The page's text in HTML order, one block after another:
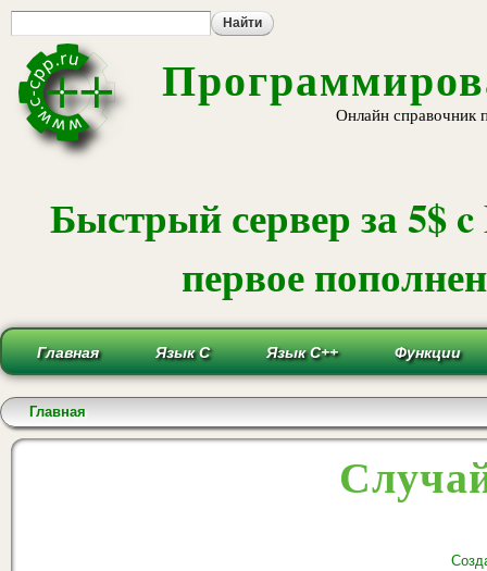
Онлайн справочник
Быстрый сервер за 5$
первое
Главная Язык С Язык С++ Функции
Вы здесь
Главная